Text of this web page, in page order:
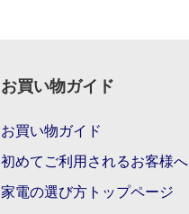
お買い物ガイド
お買い物ガイド
初めてご利用されるお客様へ
家電の選び方トップページ